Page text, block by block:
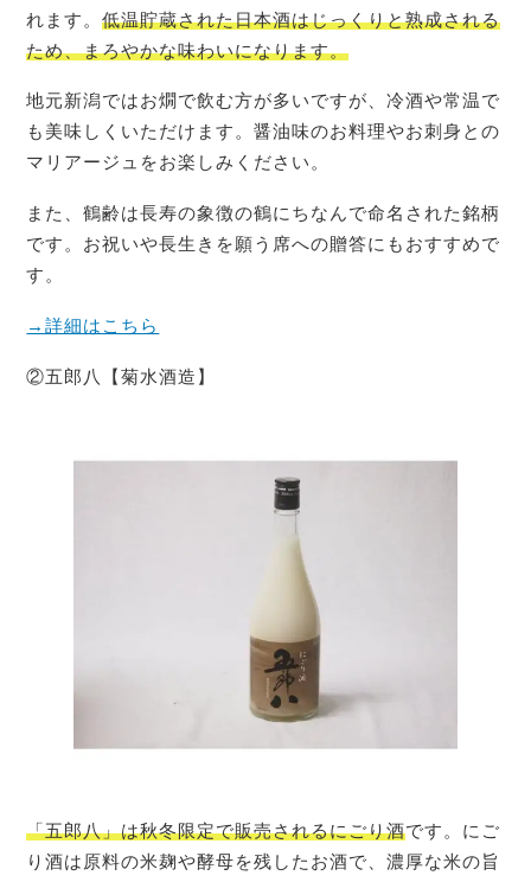
れます。低温貯蔵された日本酒はじっくりと熟成される
ため、まろやかな味わいになります。
地元新潟ではお燗で飲む方が多いですが、冷酒や常温で
も美味しくいただけます。醤油味のお料理やお刺身との
マリアージュをお楽しみください。
また、鶴齢は長寿の象徴の鶴にちなんで命名された銘柄
です。お祝いや長生きを願う席への贈答にもおすすめで
す。
→詳細はこちら
②五郎八【菊水酒造】
「五郎八」は秋冬限定で販売されるにごり酒です。にご
り酒は原料の米麹や酵母を残したお酒で、濃厚な米の旨